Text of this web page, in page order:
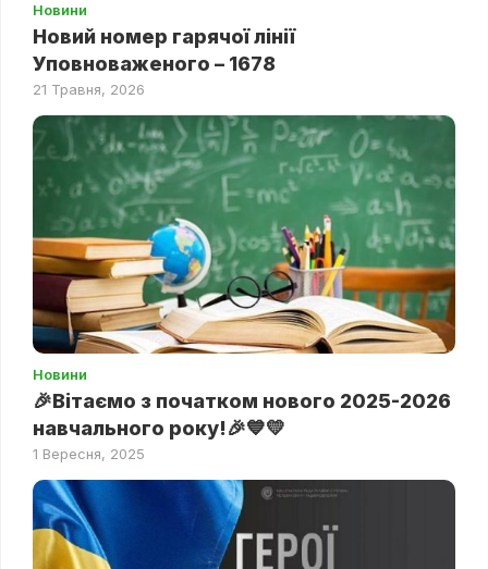
Новини
Новий номер гарячої лінії
Уповноваженого – 1678
21 Травня, 2026
Новини
🎉Вітаємо з початком нового 2025-2026
навчального року!🎉💙💛
1 Вересня, 2025